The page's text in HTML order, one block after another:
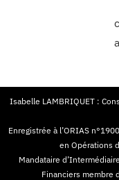
Isabelle LAMBRIQUET :
Enregistrée à l’ORIAS
en Opérations
Mandataire
Financiers membre